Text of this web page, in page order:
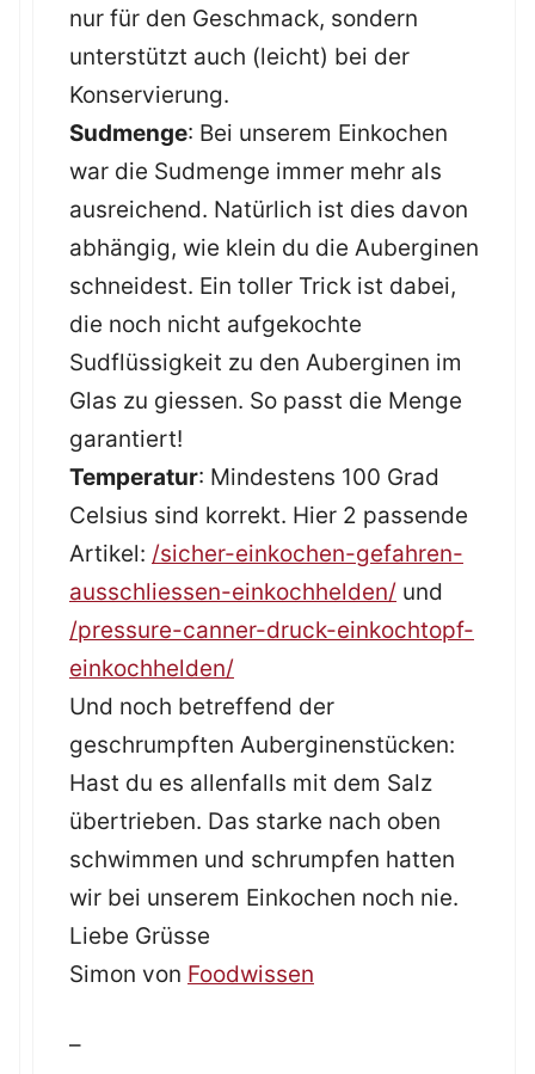
nur für den Geschmack, sondern
unterstützt auch (leicht) bei der
Konservierung.
Sudmenge: Bei unserem Einkochen
war die Sudmenge immer mehr als
ausreichend. Natürlich ist dies davon
abhängig, wie klein du die Auberginen
schneidest. Ein toller Trick ist dabei,
die noch nicht aufgekochte
Sudflüssigkeit zu den Auberginen im
Glas zu giessen. So passt die Menge
garantiert!
Temperatur: Mindestens 100 Grad
Celsius sind korrekt. Hier 2 passende
Artikel: /sicher-einkochen-gefahren-
ausschliessen-einkochhelden/ und
/pressure-canner-druck-einkochtopf-
einkochhelden/
Und noch betreffend der
geschrumpften Auberginenstücken:
Hast du es allenfalls mit dem Salz
übertrieben. Das starke nach oben
schwimmen und schrumpfen hatten
wir bei unserem Einkochen noch nie.
Liebe Grüsse
Simon von Foodwissen
–